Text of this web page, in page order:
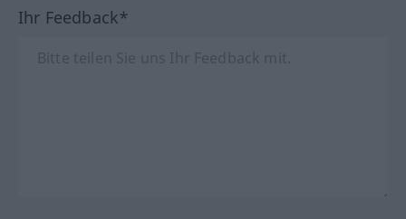
Ihr Feedback*